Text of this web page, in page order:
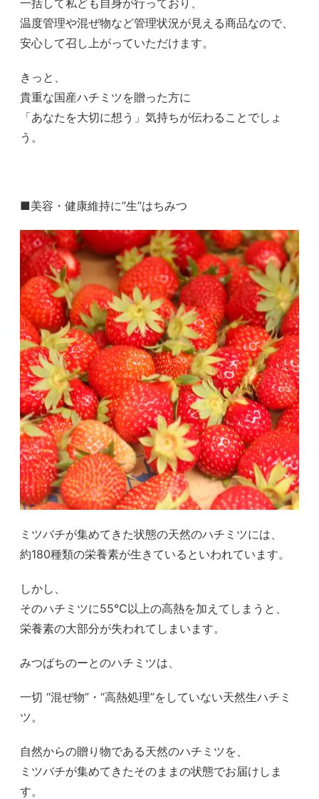
温度管理や混ぜ物など管理状況が見える商品なので、
安心して召し上がっていただけます。
きっと、
貴重な国産ハチミツを贈った方に
「あなたを大切に想う」気持ちが伝わることでしょ
う。
■美容・健康維持に”生”はちみつ
ミツバチが集めてきた状態の天然のハチミツには、
約180種類の栄養素が生きているといわれています。
しかし、
そのハチミツに55℃以上の高熱を加えてしまうと、
栄養素の大部分が失われてしまいます。
みつばちのーとのハチミツは、
一切 “混ぜ物”・“高熱処理”をしていない天然生ハチミ
ツ。
自然からの贈り物である天然のハチミツを、
ミツバチが集めてきたそのままの状態でお届けしま
す。